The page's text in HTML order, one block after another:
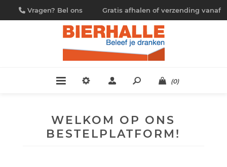
Vragen? Bel ons
09/230.88.44
Gratis afhalen of verzending vanaf
€ 4,95
(0)
WELKOM OP ONS
BESTELPLATFORM!